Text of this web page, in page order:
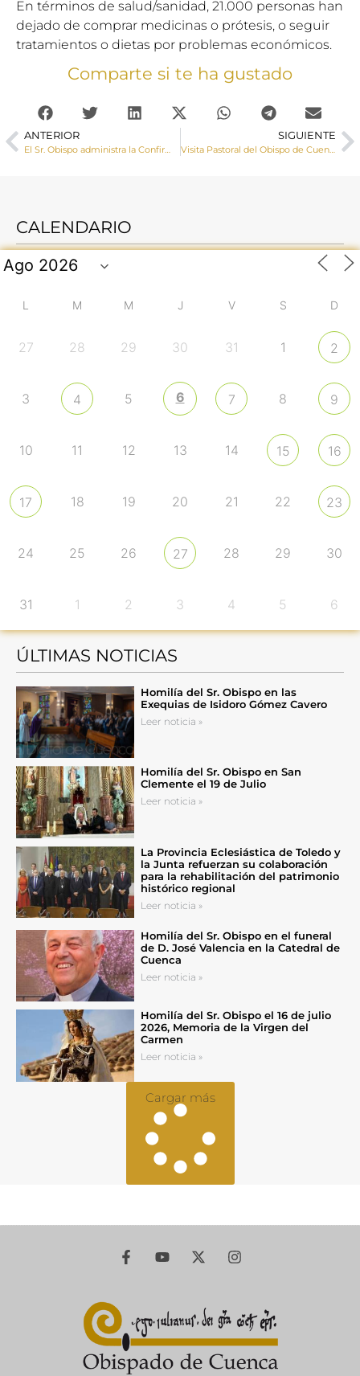
En términos de salud/sanidad, 21.000 personas han
dejado de comprar medicinas o prótesis, o seguir
tratamientos o dietas por problemas económicos.
Comparte si te ha gustado
ANTERIOR SIGUIENTE
Visita Pastoral del Obispo de Cuenca a San Martín de Boniches, Fuentelespino de Moya y Campillo de Paravientos
CALENDARIO
L M M J V S D
27 28 29 30 31 1 2
3 4 5 6 7 8 9
10 11 12 13 14 15 16
17 18 19 20 21 22 23
24 25 26 27 28 29 30
31 1 2 3 4 5 6
ÚLTIMAS NOTICIAS
Homilía del Sr. Obispo en las
Exequias de Isidoro Gómez Cavero
Leer noticia »
Homilía del Sr. Obispo en San
Clemente el 19 de Julio
Leer noticia »
La Provincia Eclesiástica de Toledo y
la Junta refuerzan su colaboración
para la rehabilitación del patrimonio
histórico regional
Leer noticia »
Homilía del Sr. Obispo en el funeral
de D. José Valencia en la Catedral de
Cuenca
Leer noticia »
Homilía del Sr. Obispo el 16 de julio
2026, Memoria de la Virgen del
Carmen
Leer noticia »
Cargar más